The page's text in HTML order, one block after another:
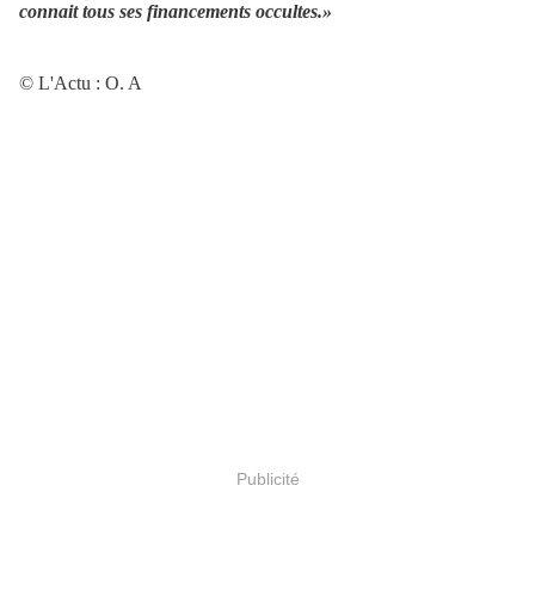
connait tous ses financements occultes.»
© L'Actu : O. A
Publicité